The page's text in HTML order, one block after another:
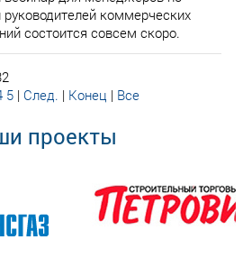
коммерческих
состоится совсем скоро.
5 | След. | Конец | Все
проекты